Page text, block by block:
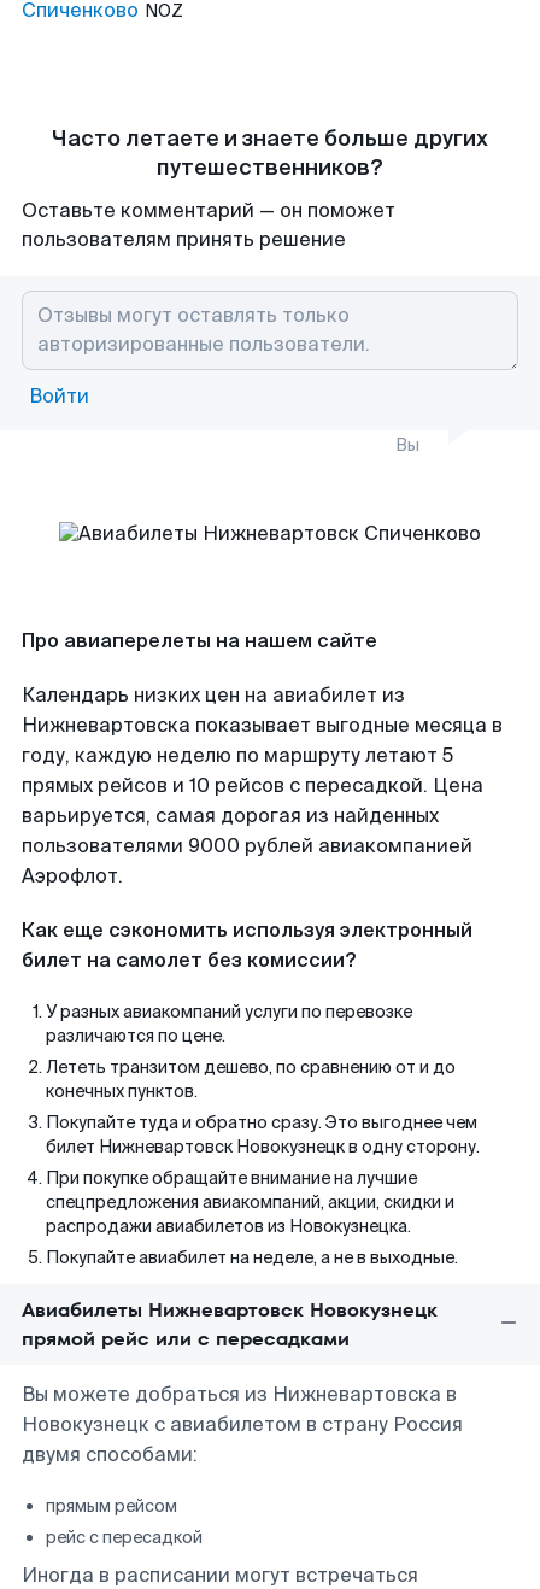
Спиченково NOZ
Часто летаете и знаете больше других
путешественников?
Оставьте комментарий — он поможет
пользователям принять решение
Войти
Вы
Про авиаперелеты на нашем сайте
Календарь низких цен на авиабилет из
Нижневартовска показывает выгодные месяца в
году, каждую неделю по маршруту летают 5
прямых рейсов и 10 рейсов с пересадкой. Цена
варьируется, самая дорогая из найденных
пользователями 9000 рублей авиакомпанией
Аэрофлот.
Как еще сэкономить используя электронный
билет на самолет без комиссии?
У разных авиакомпаний услуги по перевозке
различаются по цене.
Лететь транзитом дешево, по сравнению от и до
конечных пунктов.
Покупайте туда и обратно сразу. Это выгоднее чем
билет Нижневартовск Новокузнецк в одну сторону.
При покупке обращайте внимание на лучшие
спецпредложения авиакомпаний, акции, скидки и
распродажи авиабилетов из Новокузнецка.
Покупайте авиабилет на неделе, а не в выходные.
Авиабилеты Нижневартовск Новокузнецк
прямой рейс или с пересадками
Вы можете добраться из Нижневартовска в
Новокузнецк с авиабилетом в страну Россия
двумя способами:
прямым рейсом
рейс с пересадкой
Иногда в расписании могут встречаться